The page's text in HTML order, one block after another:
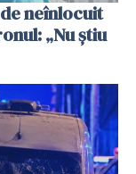
neînlocuit
„Nu știu